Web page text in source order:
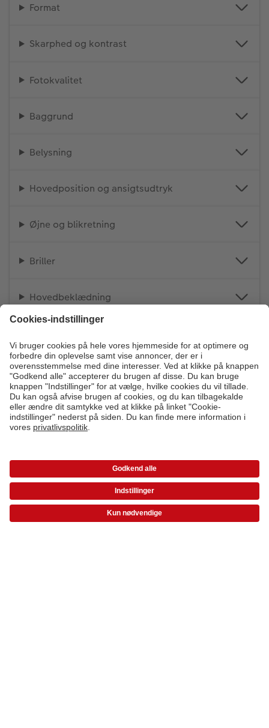
Format
Skarphed og kontrast
Fotokvalitet
Baggrund
Belysning
Hovedposition og ansigtsudtryk
Øjne og blikretning
Briller
Hovedbeklædning
Sort-hvide fotos
**Pris inkl. moms for udskrivning på en CEWE Fotostation. Der
Levering via
* Værdikoder gælder ikke Ekspresfotos, gavekort samt fragt og startpris.